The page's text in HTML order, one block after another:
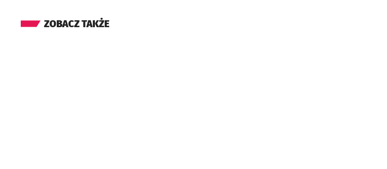
ZOBACZ TAKŻE